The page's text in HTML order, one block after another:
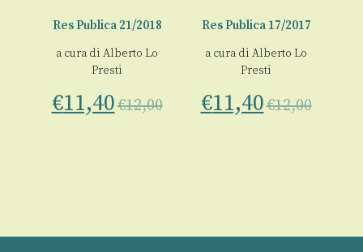
Res Publica 21/2018
a cura di Alberto Lo
Presti
€11,40€12,00
Res Publica 17/2017
a cura di Alberto Lo
Presti
€11,40€12,00